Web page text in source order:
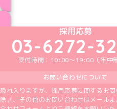
めいどりーみ
めいどり
め
採用応募
03-6272-
受付時間：10:00～19:00（年中無
お問い合わせについて
恐れ入りますが、採用応募に関するお問
除き、その他のお問い合わせはメール